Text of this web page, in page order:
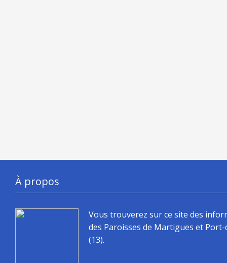
À propos
Vous trouverez sur ce site des
des Paroisses de Martigues et
(13).